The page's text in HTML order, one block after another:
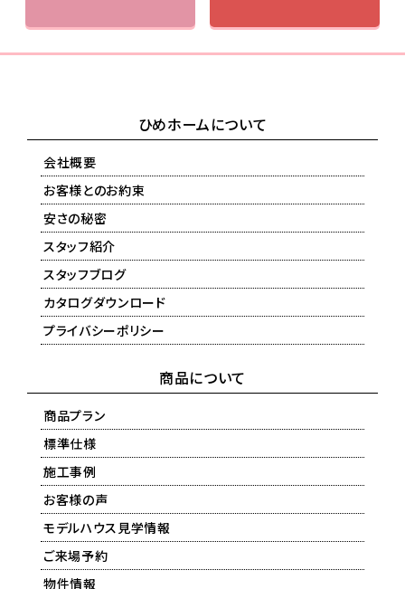
ひめホームについて
会社概要
お客様とのお約束
安さの秘密
スタッフ紹介
スタッフブログ
カタログダウンロード
プライバシーポリシー
商品について
商品プラン
標準仕様
施工事例
お客様の声
モデルハウス見学情報
ご来場予約
物件情報